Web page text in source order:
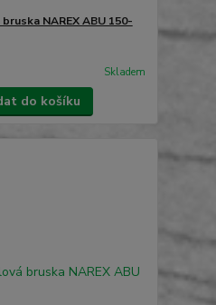
NAREX ABU 150-
Skladem
do košíku